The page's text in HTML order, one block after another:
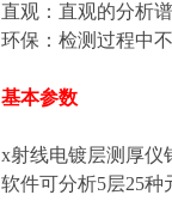
直观：直观的分析
环保：检测过程中
基本参数
x射线电镀层测厚仪
软件可分析5层25种